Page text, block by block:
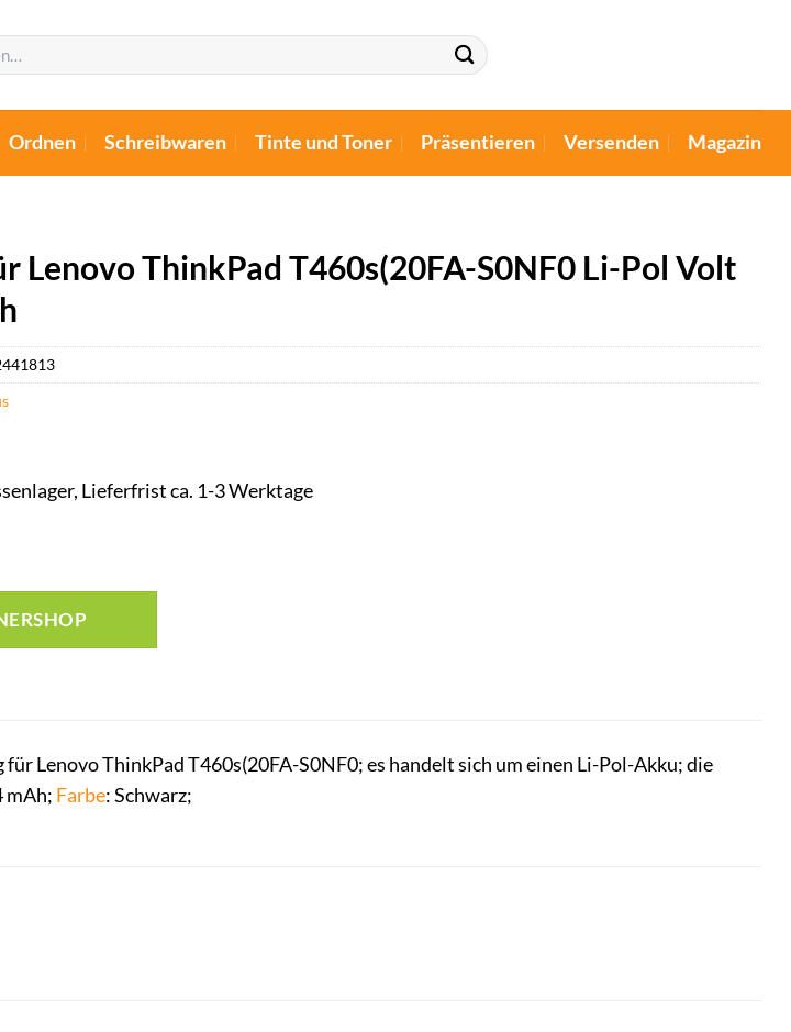
Ordnen Schreibwaren Tinte und Toner Präsentieren Versenden Magazin
Lenovo ThinkPad T460s(20FA-S0NF0 Li-Pol Volt
Lieferfrist ca. 1-3 Werktage
Lenovo ThinkPad T460s(20FA-S0NF0; es handelt sich um einen Li-Pol-Akku; die
mAh; Farbe: Schwarz;